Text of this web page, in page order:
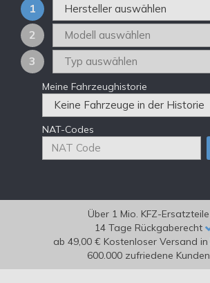
1
2
3
Meine Fahrzeughistorie
NAT-Codes
Über 1 Mio. KFZ-Ersatzteile
14 Tage Rückgaberecht
ab 49,00 € Kostenloser Versand in
600.000 zufriedene Kunden